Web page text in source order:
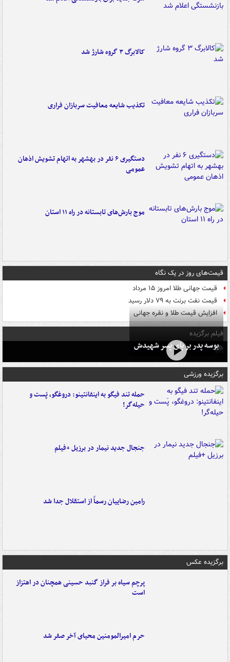
کالابرگ ۳ گروه شارژ شد
تکذیب شایعه معافیت سربازان فراری
دستگیری ۶ نفر در بهشهر به اتهام تشویش اذهان
عمومی
موج بارش‌های تابستانه در راه ۱۱ استان
قیمت‌های روز در یک نگاه
قیمت جهانی طلا امروز ۱۵ مرداد
قیمت نفت برنت به ۷۹ دلار رسید
افزایش قیمت طلا و نقره جهانی
فیلم برگزیده
بوسه‌ پدر بر پای پسر شهیدش
برگزیده ورزشی
حمله تند فیگو به اینفانتینو: دروغگو، پَست‌ و
حیله‌گر!
جنجال جدید نیمار در برزیل +فیلم
رامین رضاییان رسماً از استقلال جدا شد
برگزیده عکس
پرچم سیاه بر فراز گنبد حسینی همچنان در اهتزاز
است
حرم امیرالمومنین محیای آخر صفر شد